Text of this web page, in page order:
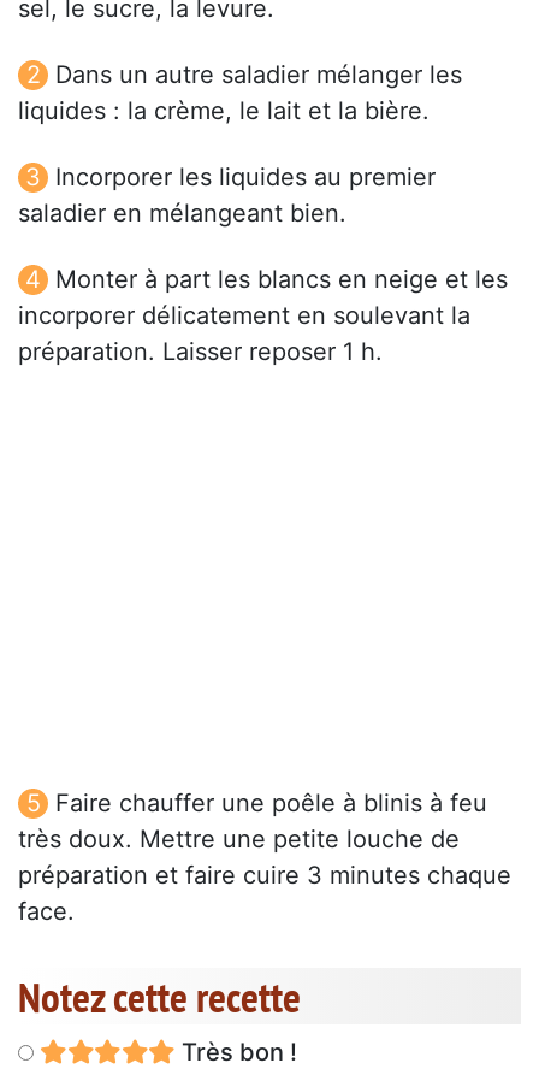
sel, le sucre, la levure.
Dans un autre saladier mélanger les
liquides : la crème, le lait et la bière.
Incorporer les liquides au premier
saladier en mélangeant bien.
Monter à part les blancs en neige et les
incorporer délicatement en soulevant la
préparation. Laisser reposer 1 h.
Faire chauffer une poêle à blinis à feu
très doux. Mettre une petite louche de
préparation et faire cuire 3 minutes chaque
face.
Notez cette recette
Très bon !